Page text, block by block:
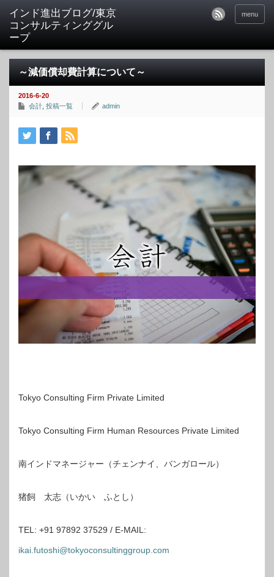
インド進出ブログ/東京
コンサルティンググル
ープ
menu
～減価償却費計算について～
2016-6-20
会計 投稿一覧 admin
Tokyo Consulting Firm Private Limited
Tokyo Consulting Firm Human Resources Private Limited
南インドマネージャー（チェンナイ、バンガロール）
猪飼 太志（いかい ふとし）
TEL: +91 97892 37529 / E-MAIL:
ikai.futoshi@tokyoconsultinggroup.com